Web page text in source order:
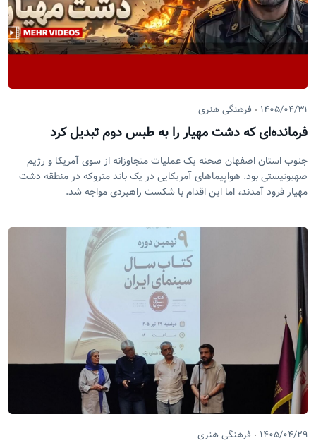
۱۴۰۵/۰۴/۳۱ فرهنگی هنری
فرمانده‌ای که دشت مهیار را به طبس دوم تبدیل کرد
جنوب استان اصفهان صحنه یک عملیات متجاوزانه از سوی آمریکا و رژیم
صهیونیستی بود. هواپیماهای آمریکایی در یک باند متروکه در منطقه دشت
مهیار فرود آمدند، اما این اقدام با شکست راهبردی مواجه شد.
۱۴۰۵/۰۴/۲۹ فرهنگی هنری